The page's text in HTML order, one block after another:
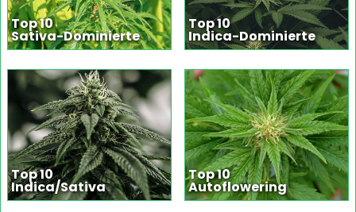
Top 10
Sativa-Dominierte
Top 10
Indica-Dominierte
Top 10
Indica/Sativa
Top 10
Autoflowering